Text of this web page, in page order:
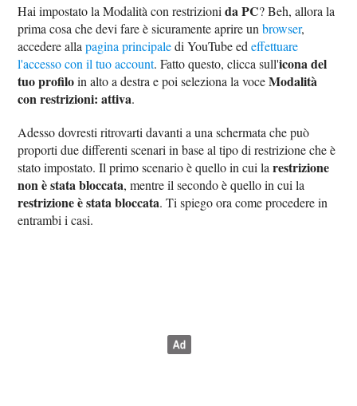
Hai impostato la Modalità con restrizionida PC? Beh, allora la
prima cosa che devi fare è sicuramente aprire unbrowser,
accedere allapagina principaledi YouTube edeffettuare
l'accesso con il tuo account. Fatto questo, clicca sull'icona del
tuo profiloin alto a destra e poi seleziona la voceModalità
con restrizioni: attiva.
Adesso dovresti ritrovarti davanti a una schermata che può
proporti due differenti scenari in base al tipo di restrizione che è
stato impostato. Il primo scenario è quello in cui larestrizione
non è stata bloccata, mentre il secondo è quello in cui la
restrizione è stata bloccata. Ti spiego ora come procedere in
entrambi i casi.